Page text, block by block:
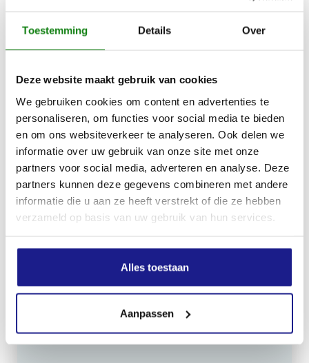
Toestemming Details Over
Deze website maakt gebruik van cookies
We gebruiken cookies om content en advertenties te
personaliseren, om functies voor social media te bieden
en om ons websiteverkeer te analyseren. Ook delen we
informatie over uw gebruik van onze site met onze
partners voor social media, adverteren en analyse. Deze
partners kunnen deze gegevens combineren met andere
informatie die u aan ze heeft verstrekt of die ze hebben
verzameld op basis van uw gebruik van hun services.
Alles toestaan
Aanpassen
8801 RD Franeker
0517-396800
info@mechanisatiefraneker.nl
Bij storing:06-83139573
OPENINGSTIJDEN
Maandag t/m vrijdag: 07:30 - 17:00
09:00 - 12:00
Zondag: gesloten